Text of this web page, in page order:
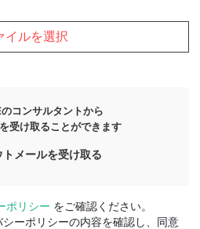
イルを選択
コンサルタントから
受け取ることができます
トメールを受け取る
ポリシー をご確認ください。
ーポリシーの内容を確認し、同意